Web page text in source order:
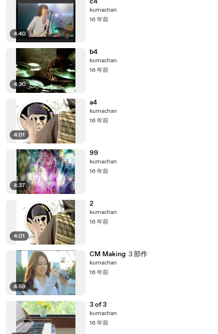
4:40
kumachan
16 年前
4:30
b4
kumachan
16 年前
4:01
a4
kumachan
16 年前
4:37
99
kumachan
16 年前
4:01
2
kumachan
16 年前
4:59
CM Making ３部作
kumachan
16 年前
3 of 3
kumachan
16 年前